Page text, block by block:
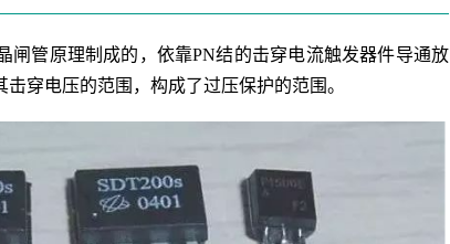
闸管原理制成的，依靠PN结的击穿电流触发器件导通放
穿电压的范围，构成了过压保护的范围。